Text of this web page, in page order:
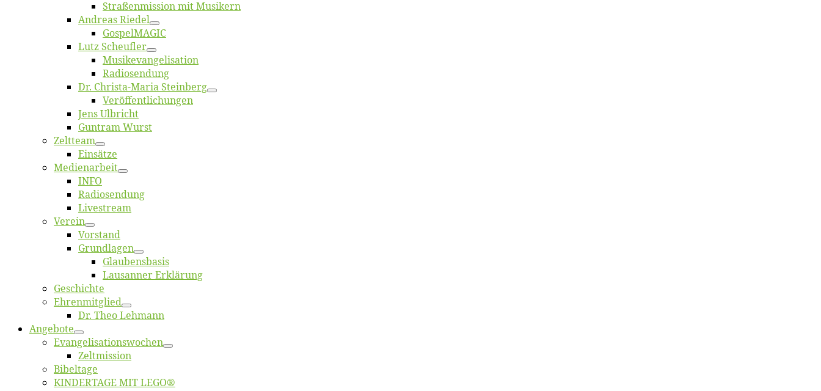
Straßenmis­sion mit Musikern
An­dre­as Riedel
Gos­pel­MA­GIC
Lutz Scheuf­ler
Musikevan­ge­li­sa­tion
Ra­dio­sen­dung
Dr. Chris­­ta-Ma­ria Steinberg
Ver­öf­fent­li­chun­gen
Jens Ulb­richt
Gun­tram Wurst
Zelt­team
Ein­sät­ze
Me­di­en­ar­beit
INFO
Ra­dio­sen­dung
Live­stream
Ver­ein
Vor­stand
Grund­la­gen
Glaubens­ba­sis
Lausan­ner Erklärung
Ge­schich­te
Eh­ren­mit­glied
Dr. Theo Lehmann
An­ge­bo­te
Evangelisa­tions­wo­chen
Zelt­mis­si­on
Bi­bel­ta­ge
KINDERTAGE MIT LEGO®